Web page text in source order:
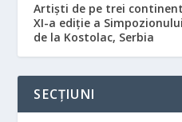
Artiști de pe trei
XI-a ediție a
de la Kostolac, Serbia
SECȚIUNI